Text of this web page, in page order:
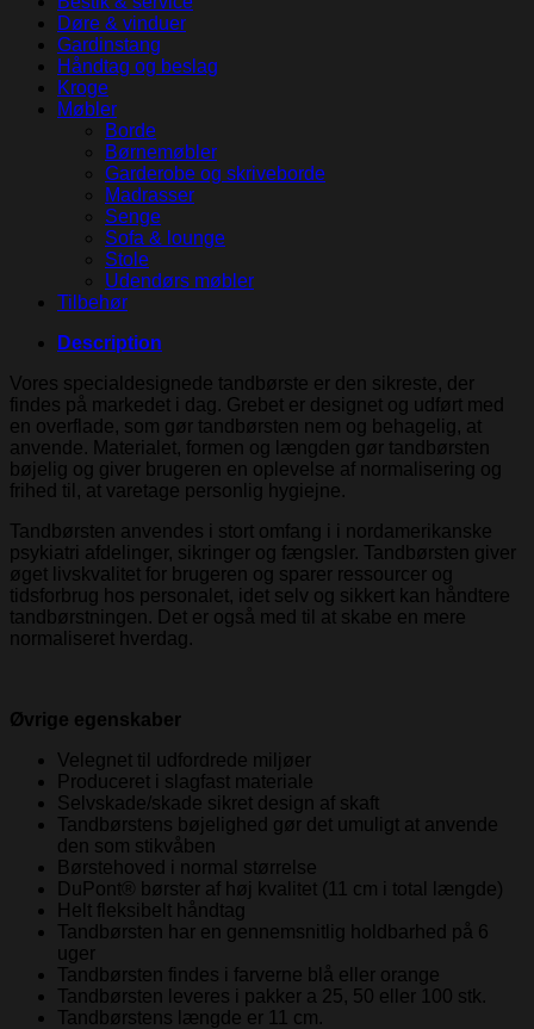
Døre & vinduer
Gardinstang
Håndtag og beslag
Kroge
Møbler
Borde
Børnemøbler
Garderobe og skriveborde
Madrasser
Senge
Sofa & lounge
Stole
Udendørs møbler
Tilbehør
Description
Vores specialdesignede tandbørste er den sikreste, der
findes på markedet i dag. Grebet er designet og udført med
en overflade, som gør tandbørsten nem og behagelig, at
anvende. Materialet, formen og længden gør tandbørsten
bøjelig og giver brugeren en oplevelse af normalisering og
frihed til, at varetage personlig hygiejne.
Tandbørsten anvendes i stort omfang i i nordamerikanske
psykiatri afdelinger, sikringer og fængsler. Tandbørsten giver
øget livskvalitet for brugeren og sparer ressourcer og
tidsforbrug hos personalet, idet selv og sikkert kan håndtere
tandbørstningen. Det er også med til at skabe en mere
normaliseret hverdag.
Øvrige egenskaber
Velegnet til udfordrede miljøer
Produceret i slagfast materiale
Selvskade/skade sikret design af skaft
Tandbørstens bøjelighed gør det umuligt at anvende
den som stikvåben
Børstehoved i normal størrelse
DuPont® børster af høj kvalitet (11 cm i total længde)
Helt fleksibelt håndtag
Tandbørsten har en gennemsnitlig holdbarhed på 6
uger
Tandbørsten findes i farverne blå eller orange
Tandbørsten leveres i pakker a 25, 50 eller 100 stk.
Tandbørstens længde er 11 cm.